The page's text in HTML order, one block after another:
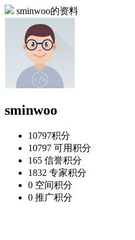
sminwoo的资料
sminwoo
10797积分
10797 可用积分
165 信誉积分
1832 专家积分
0 空间积分
0 推广积分